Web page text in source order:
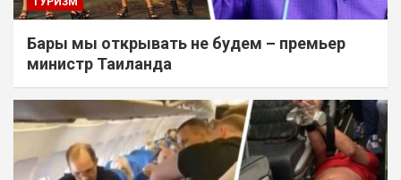
Бары мы открывать не будем – премьер
министр Таиланда